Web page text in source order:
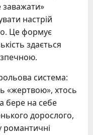
заважати»
настрій
Це формує
здається
система:
«жертвою», хтось
бере на себе
дорослого,